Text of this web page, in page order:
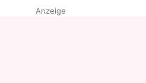
Anzeige